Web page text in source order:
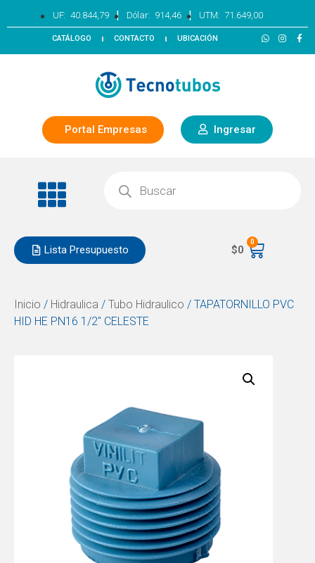
UF: 40.844,79 | Dólar: 914,46 | UTM: 71.649,00
CATÁLOGO CONTACTO UBICACIÓN
Portal Empresas Ingresar
Lista Presupuesto $0
0
Inicio / Hidraulica / Tubo Hidraulico / TAPATORNILLO PVC
HID HE PN16 1/2″ CELESTE